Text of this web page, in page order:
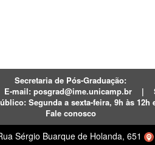
Secretaria de Pós-Graduação:
E-mail: posgrad@ime.unicamp.br |
Segunda a sexta-feira, 9h às 12h
Fale conosco
Sérgio Buarque de Holanda, 651